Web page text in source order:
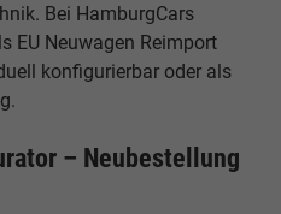
Bei HamburgCars
EU Neuwagen Reimport
konfigurierbar oder als
– Neubestellung